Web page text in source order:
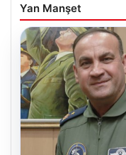
Yan Manşet